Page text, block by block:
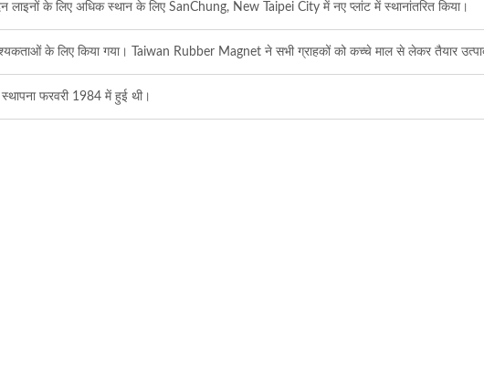
लाइनों के लिए अधिक स्थान के लिए SanChung, New Taipei City में नए प्लांट में स्थानांतरित किया।
के लिए किया गया। Taiwan Rubber Magnet ने सभी ग्राहकों को कच्चे माल से लेकर तैयार
फरवरी 1984 में हुई थी।